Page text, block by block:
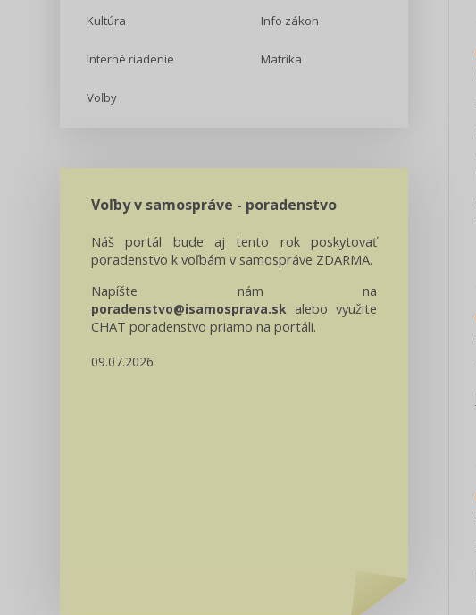
Kultúra Info zákon
Interné riadenie Matrika
Voľby
Voľby v samospráve - poradenstvo
Náš portál bude aj tento rok poskytovať
poradenstvo k voľbám v samospráve ZDARMA.
Napíšte nám na
poradenstvo@isamosprava.sk alebo využite
CHAT poradenstvo priamo na portáli.
09.07.2026